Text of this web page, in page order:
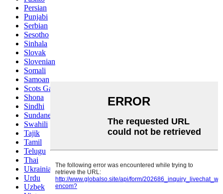
Persian
Punjabi
Serbian
Sesotho
Sinhala
Slovak
Slovenian
Somali
Samoan
Scots Gaelic
Shona
Sindhi
Sundanese
Swahili
Tajik
Tamil
Telugu
Thai
Ukrainian
Urdu
Uzbek